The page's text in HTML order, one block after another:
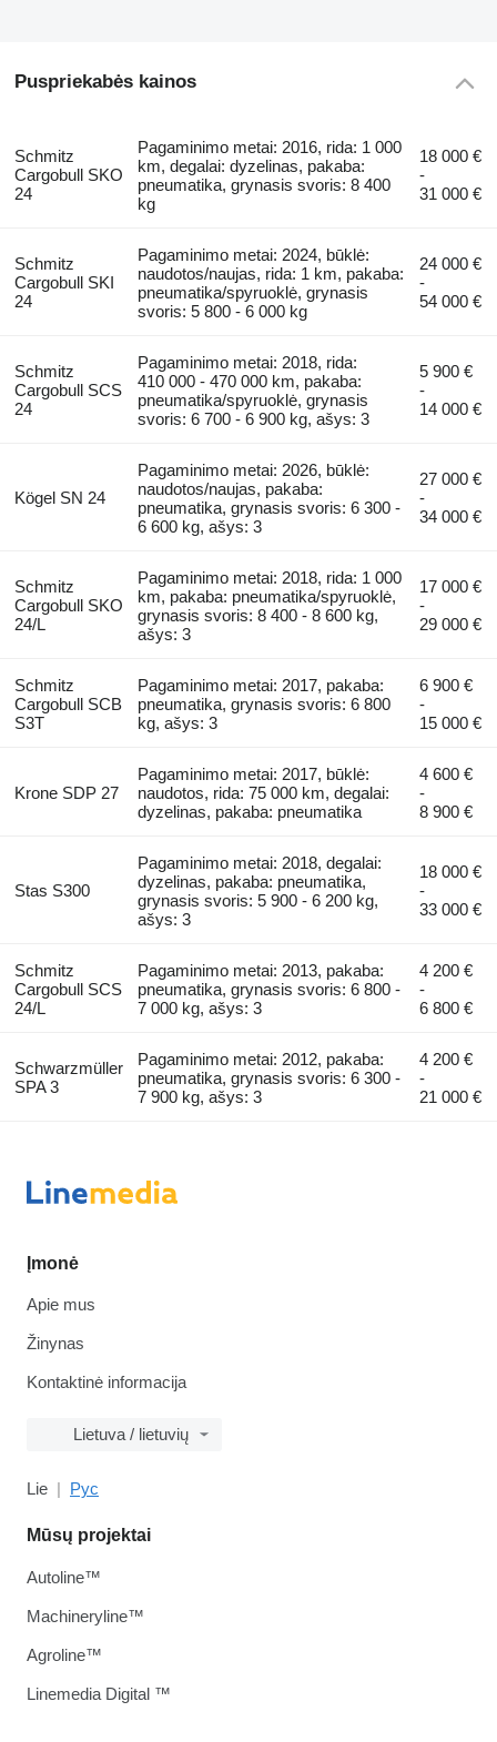
Puspriekabės kainos
Schmitz
Cargobull SKO
24
Pagaminimo metai: 2016, rida: 1 000
km, degalai: dyzelinas, pakaba:
pneumatika, grynasis svoris: 8 400
kg
18 000 €
-
31 000 €
Schmitz
Cargobull SKI
24
Pagaminimo metai: 2024, būklė:
naudotos/naujas, rida: 1 km, pakaba:
pneumatika/spyruoklė, grynasis
svoris: 5 800 - 6 000 kg
24 000 €
-
54 000 €
Schmitz
Cargobull SCS
24
Pagaminimo metai: 2018, rida:
410 000 - 470 000 km, pakaba:
pneumatika/spyruoklė, grynasis
svoris: 6 700 - 6 900 kg, ašys: 3
5 900 €
-
14 000 €
Kögel SN 24
Pagaminimo metai: 2026, būklė:
naudotos/naujas, pakaba:
pneumatika, grynasis svoris: 6 300 -
6 600 kg, ašys: 3
27 000 €
-
34 000 €
Schmitz
Cargobull SKO
24/L
Pagaminimo metai: 2018, rida: 1 000
km, pakaba: pneumatika/spyruoklė,
grynasis svoris: 8 400 - 8 600 kg,
ašys: 3
17 000 €
-
29 000 €
Schmitz
Cargobull SCB
S3T
Pagaminimo metai: 2017, pakaba:
pneumatika, grynasis svoris: 6 800
kg, ašys: 3
6 900 €
-
15 000 €
Krone SDP 27
Pagaminimo metai: 2017, būklė:
naudotos, rida: 75 000 km, degalai:
dyzelinas, pakaba: pneumatika
4 600 €
-
8 900 €
Stas S300
Pagaminimo metai: 2018, degalai:
dyzelinas, pakaba: pneumatika,
grynasis svoris: 5 900 - 6 200 kg,
ašys: 3
18 000 €
-
33 000 €
Schmitz
Cargobull SCS
24/L
Pagaminimo metai: 2013, pakaba:
pneumatika, grynasis svoris: 6 800 -
7 000 kg, ašys: 3
4 200 €
-
6 800 €
Schwarzmüller
SPA 3
Pagaminimo metai: 2012, pakaba:
pneumatika, grynasis svoris: 6 300 -
7 900 kg, ašys: 3
4 200 €
-
21 000 €
Įmonė
Apie mus
Žinynas
Kontaktinė informacija
Lietuva / lietuvių
Lie Рус
Mūsų projektai
Autoline™
Machineryline™
Agroline™
Linemedia Digital ™